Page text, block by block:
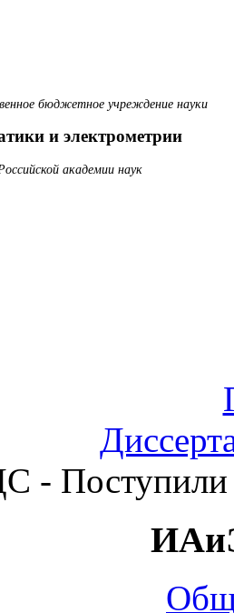
бюджетное учреждение науки
и электрометрии
академии наук
- Поступили